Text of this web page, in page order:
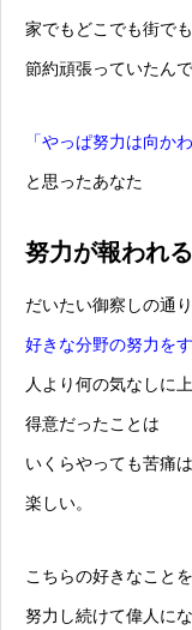
家でもどこでも街で
節約頑張っていたん
「やっぱ努力は向か
と思ったあなた
努力が報われ
だいたい御察しの通り
好きな分野の努力を
人より何の気なしに
得意だったことは
いくらやっても苦痛
楽しい。
こちらの好きなことを
努力し続けて偉人に